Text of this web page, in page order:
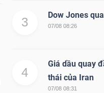
3
Dow Jones
07/08 08:26
4
Giá dầu quay
thái của Iran
07/08 08:31